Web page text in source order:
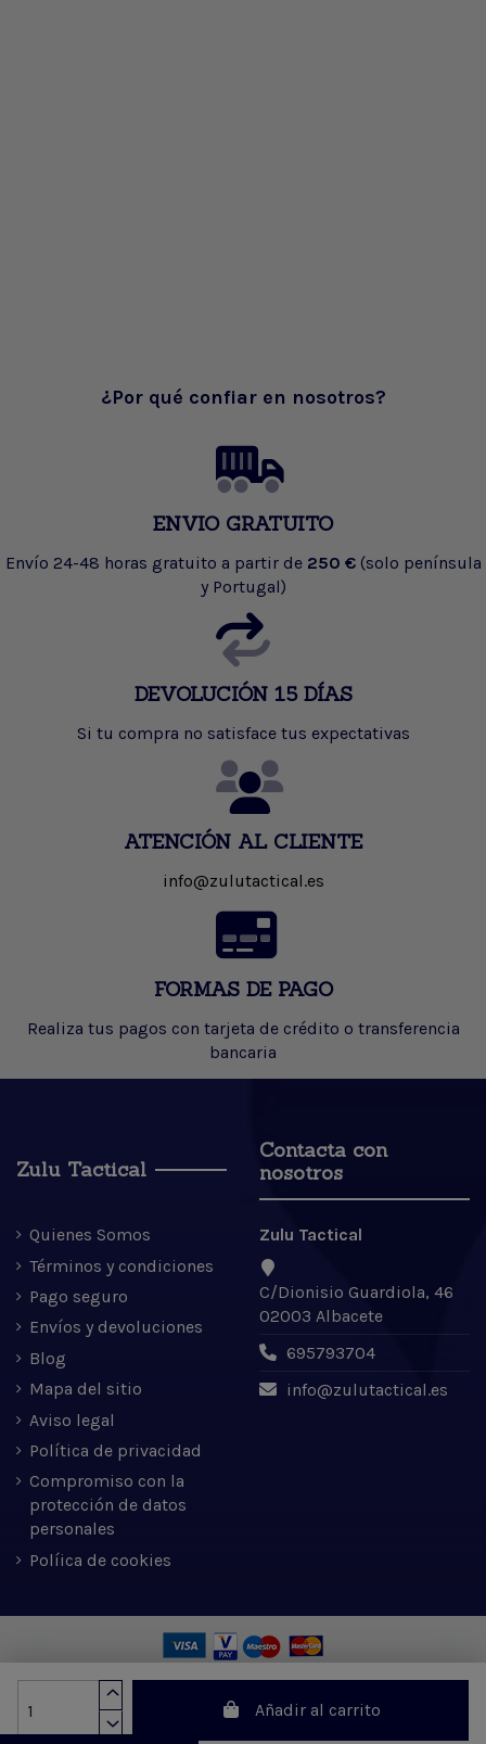
Añadir al carrito
¿Por qué confiar en nosotros?
ENVIO GRATUITO
Envío 24-48 horas gratuito a partir de 250 € (solo península
y Portugal)
DEVOLUCIÓN 15 DÍAS
Si tu compra no satisface tus expectativas
ATENCIÓN AL CLIENTE
info@zulutactical.es
FORMAS DE PAGO
Realiza tus pagos con tarjeta de crédito o transferencia
bancaria
Zulu Tactical
Quienes Somos
Términos y condiciones
Pago seguro
Envíos y devoluciones
Blog
Mapa del sitio
Aviso legal
Política de privacidad
Compromiso con la
protección de datos
personales
Políica de cookies
Contacta con
nosotros
Zulu Tactical
C/Dionisio Guardiola, 46
02003 Albacete
695793704
info@zulutactical.es
Zulu Tactical S.L. © 2022 | Desarrollado por Expertic